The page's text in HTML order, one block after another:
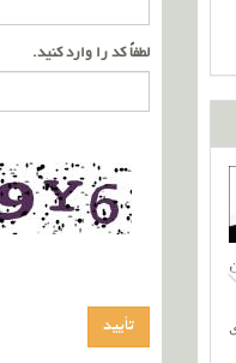
لطفاً کد را وارد کنید.